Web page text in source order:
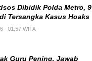
Dibidik Polda Metro, 9
Tersangka Kasus Hoaks
- 01:57 WITA
Guru Pening, Jawab